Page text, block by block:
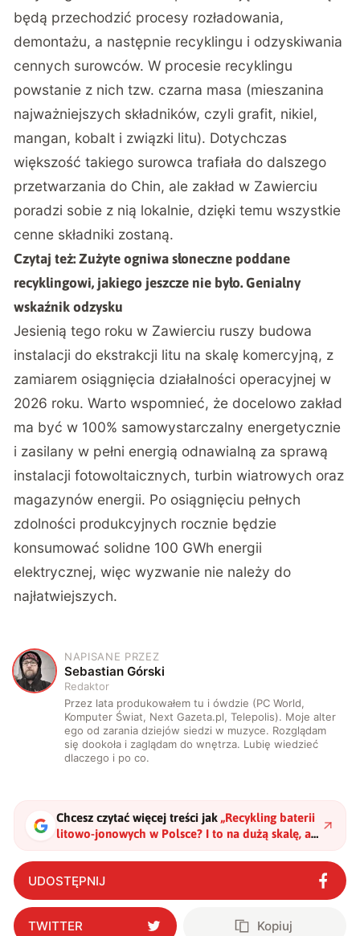
będą przechodzić procesy rozładowania,
demontażu, a następnie recyklingu i odzyskiwania
cennych surowców. W procesie recyklingu
powstanie z nich tzw. czarna masa (mieszanina
najważniejszych składników, czyli grafit, nikiel,
mangan, kobalt i związki litu). Dotychczas
większość takiego surowca trafiała do dalszego
przetwarzania do Chin, ale zakład w Zawierciu
poradzi sobie z nią lokalnie, dzięki temu wszystkie
cenne składniki zostaną.
Czytaj też:Zużyte ogniwa słoneczne poddane
recyklingowi, jakiego jeszcze nie było. Genialny
wskaźnik odzysku
Jesienią tego roku w Zawierciu ruszy budowa
instalacji do ekstrakcji litu na skalę komercyjną, z
zamiarem osiągnięcia działalności operacyjnej w
2026 roku. Warto wspomnieć, że docelowo zakład
ma być w 100% samowystarczalny energetycznie
i zasilany w pełni energią odnawialną za sprawą
instalacji fotowoltaicznych, turbin wiatrowych oraz
magazynów energii. Po osiągnięciu pełnych
zdolności produkcyjnych rocznie będzie
konsumować solidne 100 GWh energii
elektrycznej, więc wyzwanie nie należy do
najłatwiejszych.
S
NAPISANE PRZEZ
Sebastian Górski
Redaktor
Przez lata produkowałem tu i ówdzie (PC World,
Komputer Świat, Next Gazeta.pl, Telepolis). Moje alter
ego od zarania dziejów siedzi w muzyce. Rozglądam
się dookoła i zaglądam do wnętrza. Lubię wiedzieć
dlaczego i po co.
Chcesz czytać więcej treści jak „Recykling baterii
litowo-jonowych w Polsce? I to na dużą skalę, a
to wszystko rusza właśnie w Zawierciu"?
UDOSTĘPNIJ
TWITTER Kopiuj